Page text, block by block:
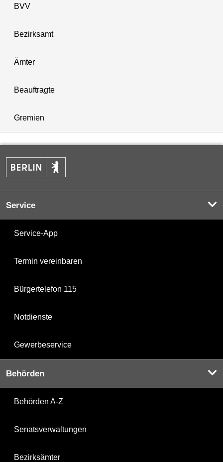
BVV
Bezirksamt
Ämter
Beauftragte
Gremien
Service
Service-App
Termin vereinbaren
Bürgertelefon 115
Notdienste
Gewerbeservice
Behörden
Behörden A-Z
Senatsverwaltungen
Bezirksämter